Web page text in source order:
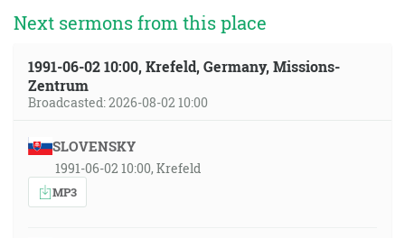
Next sermons from this place
1991-06-02 10:00, Krefeld, Germany, Missions-
Zentrum
Broadcasted: 2026-08-02 10:00
SLOVENSKY
1991-06-02 10:00, Krefeld
MP3